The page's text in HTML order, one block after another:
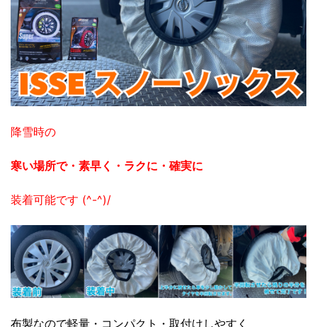
降雪時の
寒い場所で・素早く・ ラクに・確実に
装着可能です (^-^)/
布製なので軽量・コンパクト・取付けしやすく